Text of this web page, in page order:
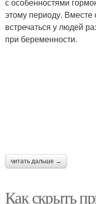
этому периоду.
встречаться у людей
при беременности.
читать дальше →
Как скрыть